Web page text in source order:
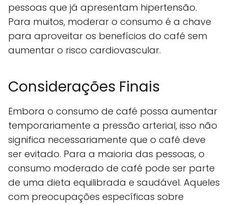
pessoas que já apresentam hipertensão.
Para muitos, moderar o consumo é a chave
para aproveitar os benefícios do café sem
aumentar o risco cardiovascular.
Considerações Finais
Embora o consumo de café possa aumentar
temporariamente a pressão arterial, isso não
significa necessariamente que o café deve
ser evitado. Para a maioria das pessoas, o
consumo moderado de café pode ser parte
de uma dieta equilibrada e saudável. Aqueles
com preocupações específicas sobre